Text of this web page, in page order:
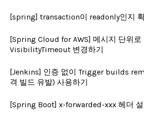
[spring] transaction이 readonly인지
[Spring Cloud for AWS] 메시지 단위로
VisibilityTimeout 변경하기
[Jenkins] 인증 없이 Trigger builds
격 빌드 유발) 사용하기
[Spring Boot] x-forwarded-xxx 헤더 설